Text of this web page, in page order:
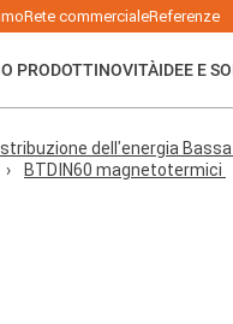
Rete commercialeReferenze
PRODOTTINOVITÀIDEE E
dell'energia
BTDIN60 magnetotermici